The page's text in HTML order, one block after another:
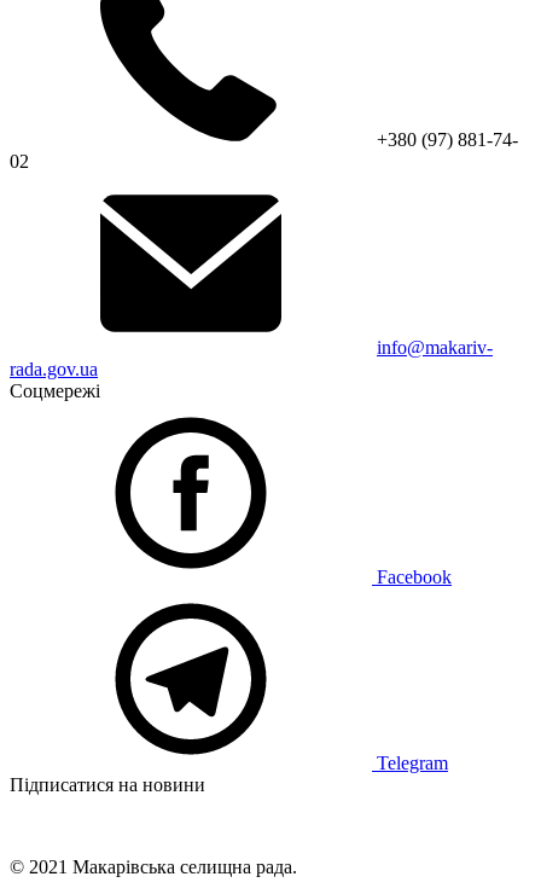
+380 (97) 881-74-
02
info@makariv-
rada.gov.ua
Соцмережі
Facebook
Telegram
Підписатися на новини
© 2021 Макарівська селищна рада.